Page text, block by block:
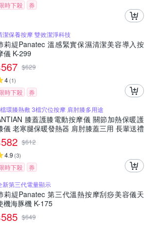
時下殺
券
潔保養按摩 雙效潔淨科技
莉緹Panatec 溫感緊實保濕清潔美容導入按
儀 K-299
567 $629
4(1)
時下殺
券
環膝熱敷 3檔穴位按摩 肩肘膝多用途
膝蓋護膝電動按摩儀 關節加熱保暖護
儀 老寒腿保暖發熱器 肩肘膝蓋三用 長輩送禮
只
582 $612
4.9 (3)
時下殺
券
新第三代電量顯示
莉緹Panatec 第三代溫熱按摩刮痧美容儀天
機海豚機 K-175
585 $649